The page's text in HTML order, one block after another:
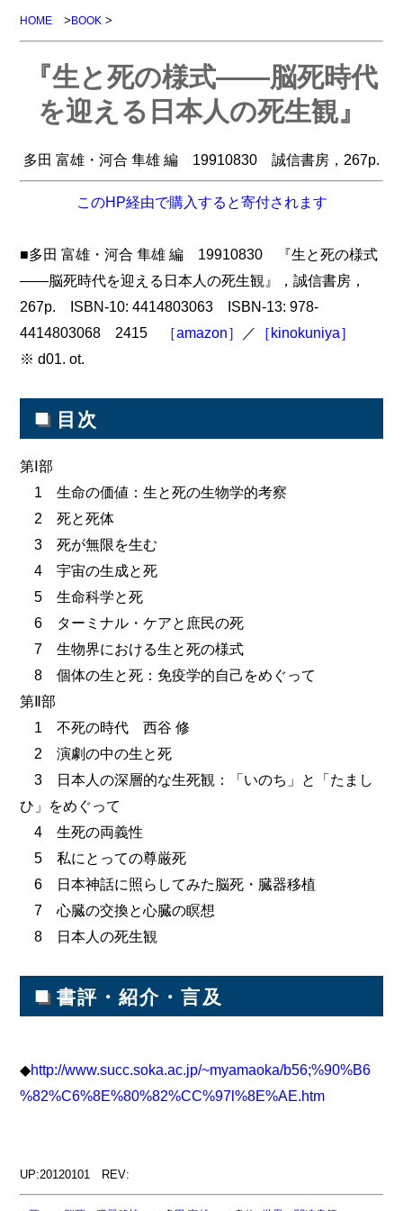
HOME >BOOK >
『生と死の様式――脳死時代
を迎える日本人の死生観』
多田 富雄・河合 隼雄 編 19910830 誠信書房，267p.
このHP経由で購入すると寄付されます
■多田 富雄・河合 隼雄 編 19910830 『生と死の様式
――脳死時代を迎える日本人の死生観』，誠信書房，
267p. ISBN-10: 4414803063 ISBN-13: 978-
4414803068 2415
［amazon］ ／
［kinokuniya］
※ d01. ot.
■ 目次
第Ⅰ部
1 生命の価値：生と死の生物学的考察
2 死と死体
3 死が無限を生む
4 宇宙の生成と死
5 生命科学と死
6 ターミナル・ケアと庶民の死
7 生物界における生と死の様式
8 個体の生と死：免疫学的自己をめぐって
第Ⅱ部
1 不死の時代 西谷 修
2 演劇の中の生と死
3 日本人の深層的な生死観：「いのち」と「たまし
ひ」をめぐって
4 生死の両義性
5 私にとっての尊厳死
6 日本神話に照らしてみた脳死・臓器移植
7 心臓の交換と心臓の瞑想
8 日本人の死生観
■ 書評・紹介・言及
◆http://www.succ.soka.ac.jp/~myamaoka/b56;%90%B6
%82%C6%8E%80%82%CC%97l%8E%AE.htm
UP:20120101 REV: